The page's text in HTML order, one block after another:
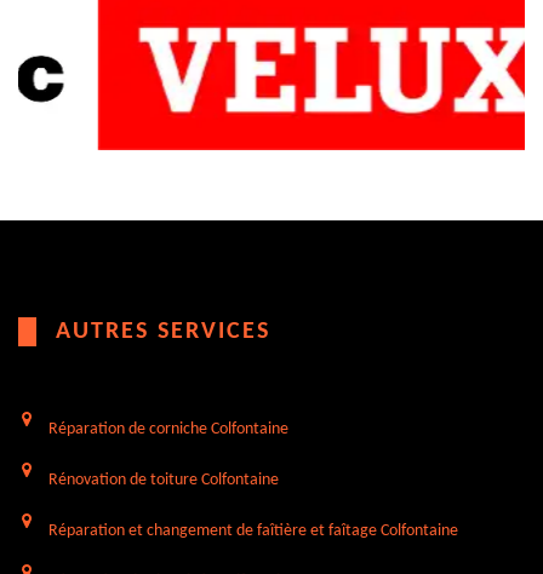
AUTRES SERVICES
Réparation de corniche Colfontaine
Rénovation de toiture Colfontaine
Réparation et changement de faîtière et faîtage Colfontaine